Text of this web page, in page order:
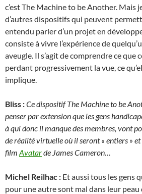
c’est The Machine to be Another. Mais
d’autres dispositifs qui peuvent
entendu parler d’un projet en
consiste à vivre l’expérience de
aveugle. Il s’agit de comprendre ce que
perdant progressivement la vue, ce
implique.
Bliss :Ce dispositif The Machine to be
penser par extension que les gens
à qui donc il manque des membres, vont
de réalité virtuelle où il seront « entiers »
film Avatarde James Cameron…
Michel Reilhac : Et aussi tous les gens
pour une autre sont mal dans leur peau